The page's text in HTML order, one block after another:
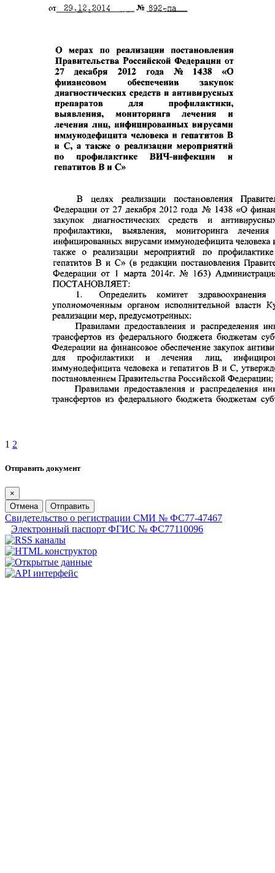
1 2
Отправить документ
×
Отмена
Отправить
Свидетельство о регистрации СМИ № ФС77-47467
Электронный паспорт ФГИС № ФС77110096